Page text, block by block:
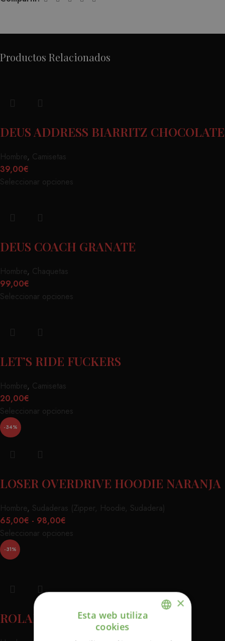
Productos Relacionados
DEUS ADDRESS BIARRITZ CHOCOLATE
Hombre, Camisetas
39,00€
Seleccionar opciones
DEUS COACH GRANATE
Hombre, Chaquetas
99,00€
Seleccionar opciones
LET’S RIDE FUCKERS
Hombre, Camisetas
20,00€
Seleccionar opciones
-34%
LOSER OVERDRIVE HOODIE NARANJA
Hombre, Sudaderas (Zipper, Hoodie, Sudadera)
65,00€ - 98,00€
Seleccionar opciones
-31%
ROLAND SANDS ANAHEIM
×
Esta web utiliza
cookies